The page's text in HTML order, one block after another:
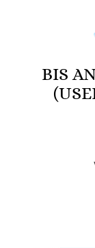
BIS